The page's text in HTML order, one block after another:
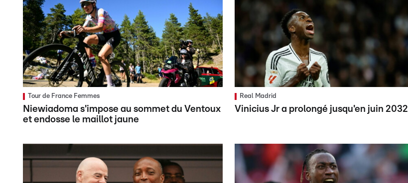
Tour de France Femmes
Niewiadoma s'impose au sommet du Ventoux
et endosse le maillot jaune
Real Madrid
Vinicius Jr a prolongé jusqu'en juin 2032